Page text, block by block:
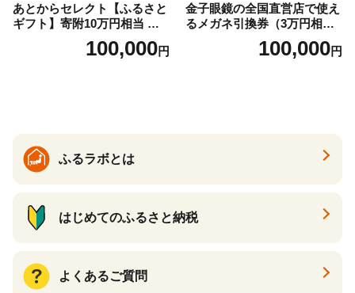
あとからセレクト【ふるさと
ギフト】寄附10万円相当 あ
とから選べる！ ギフト いく
ら ほたて 海鮮 牛肉 別海町
ギフト ふるさと納税 ）
100,000円
金子眼鏡の全国直営店で使え
るメガネ引換券（3万円相
100,000円
ふるラボとは
はじめてのふるさと納税
よくあるご質問